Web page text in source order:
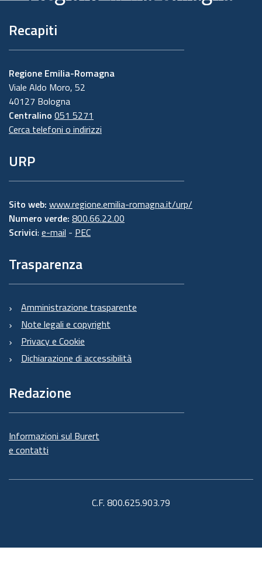
Recapiti
Regione Emilia-Romagna
Viale Aldo Moro, 52
40127 Bologna
Centralino 051 5271
Cerca telefoni o indirizzi
URP
Sito web: www.regione.emilia-romagna.it/urp/
Numero verde: 800.66.22.00
Scrivici: e-mail - PEC
Trasparenza
Amministrazione trasparente
Note legali e copyright
Privacy e Cookie
Dichiarazione di accessibilità
Redazione
Informazioni sul Burert
e contatti
C.F. 800.625.903.79